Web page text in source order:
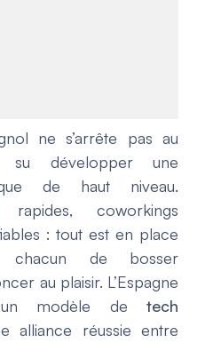
ne s’arrête pas au
développer une
de haut niveau.
rapides, coworkings
: tout est en place
de bosser
au plaisir. L’Espagne
un modèle de tech
alliance réussie entre